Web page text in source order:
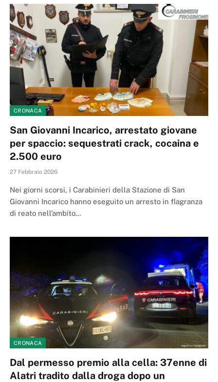
CRONACA
San Giovanni Incarico, arrestato giovane
per spaccio: sequestrati crack, cocaina e
2.500 euro
27 Febbraio 2026
Nei giorni scorsi, i Carabinieri della Stazione di San
Giovanni Incarico hanno eseguito un arresto in flagranza
di reato nell’ambito…
CRONACA
Dal permesso premio alla cella: 37enne di
Alatri tradito dalla droga dopo un